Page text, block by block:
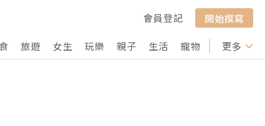
會員登記
開始撰寫
旅遊 女生 玩樂 親子 生活 寵物 行山 打卡
更多